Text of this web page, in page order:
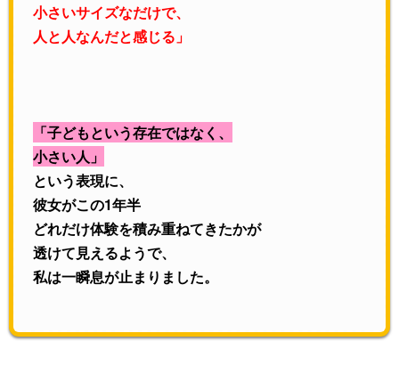
小さいサイズなだけで、
人と人なんだと感じる」
「子どもという存在ではなく、
小さい人」
という表現に、
彼女がこの1年半
どれだけ体験を積み重ねてきたかが
透けて見えるようで、
私は一瞬息が止まりました。